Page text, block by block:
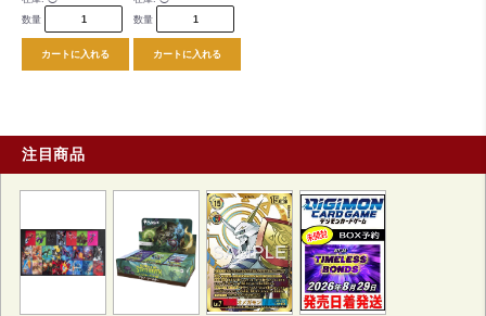
数量
カートに入れる
数量
カートに入れる
注目商品